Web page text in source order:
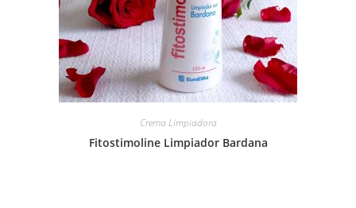
Crema Limpiadora
Fitostimoline Limpiador Bardana